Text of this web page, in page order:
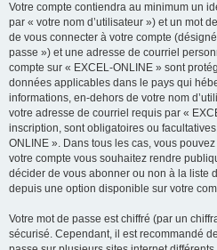
Votre compte contiendra au minimum un
par « votre nom d’utilisateur ») et un mot
de vous connecter à votre compte
passe ») et une adresse de courriel
compte sur « EXCEL-ONLINE » sont
données applicables dans le pays qui
informations, en-dehors de votre nom
votre adresse de courriel requis par «
inscription, sont obligatoires ou
ONLINE ». Dans tous les cas, vous
votre compte vous souhaitez rendre
décider de vous abonner ou non à la liste
depuis une option disponible sur votre
Votre mot de passe est chiffré (par un
sécurisé. Cependant, il est recommandé